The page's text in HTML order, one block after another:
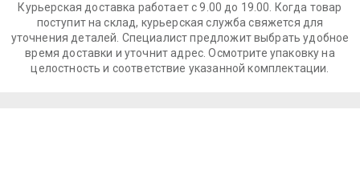
Курьерская доставка работает с 9.00 до 19.00. Когда товар
поступит на склад, курьерская служба свяжется для
уточнения деталей. Специалист предложит выбрать удобное
время доставки и уточнит адрес. Осмотрите упаковку на
целостность и соответствие указанной комплектации.